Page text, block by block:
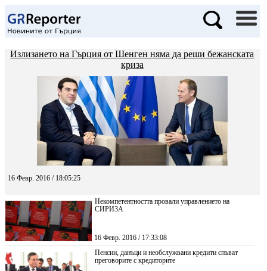
Излизането на Гърция от Шенген няма да реши бежанската
криза
16 Февр. 2016 / 18:05:25
Некомпетентността провали управлението на
СИРИЗА
16 Февр. 2016 / 17:33:08
Пенсии, данъци и необслужвани кредити спъват
преговорите с кредиторите